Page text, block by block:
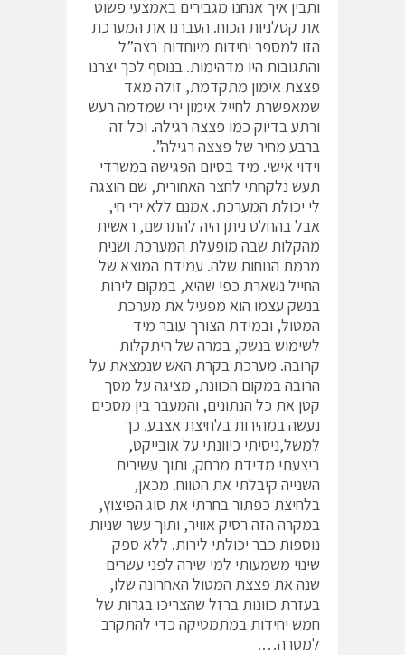
ותבין איך אנחנו מגבירים באמצעי פשוט
את קטלניות הכוח. העברנו את המערכת
הזו למספר יחידות מיוחדות בצה”ל
והתגובות היו מדהימות. בנוסף לכך יצרנו
פצצת אימון מתקדמת, זולה מאד
שמאפשרת לחייל אימון ירי שמדמה רעש
ורתע בדיוק כמו פצצה רגילה. וכל זה
ברבע מחיר של פצצה רגילה”.
וידוי אישי. מיד בסיום הפגישה במשרדי
תעש נלקחתי לחצר האחורית, שם הוצגה
לי יכולת המערכת. אמנם ללא ירי חי,
אבל בהחלט ניתן היה להתרשם, ראשית
מהקלות שבה מופעלת המערכת ושנית
מרמת הנוחות שלה. עמידת המוצא של
החייל נשארת כפי שהיא, במקום לירות
בנשק עצמו הוא מפעיל את מערכת
המטול, ובמידת הצורך עובר מיד
לשימוש בנשק, במרה של היתקלות
קרובה. מערכת בקרת האש שנמצאת על
הרובה במקום הכוונת, מציגה על מסך
קטן את כל הנתונים, והמעבר בין מסכים
נעשה במהירות בלחיצת אצבע. כך
למשל,ניסיתי כיוונתי על אובייקט,
ביצעתי מדידת מרחק, ותוך עשירית
השנייה קיבלתי את הטווח. מכאן,
בלחיצת כפתור בחרתי את סוג הפיצוץ,
במקרה הזה רסיק אוויר, ותוך עשר שניות
נוספות כבר יכולתי לירות. ללא ספק
שינוי משמעותי למי שירה לפני עשרים
שנה את פצצת המטול האחרונה שלו,
בעזרת כוונות ברזל שהצריכו בגרות של
חמש יחידות במתמטיקה כדי להתקרב
למטרה….